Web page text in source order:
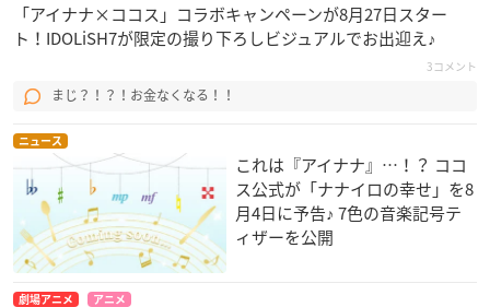
「アイナナ×ココス」コラボキャンペーンが8月27日スター
ト！IDOLiSH7が限定の撮り下ろしビジュアルでお出迎え♪
3コメント
まじ？！？！お金なくなる！！
ニュース
これは『アイナナ』…！？ ココ
ス公式が「ナナイロの幸せ」を8
月4日に予告♪ 7色の音楽記号テ
ィザーを公開
劇場アニメ アニメ